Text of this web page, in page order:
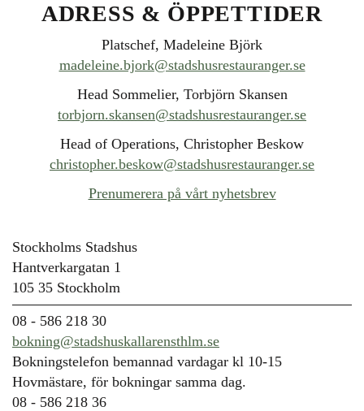
ADRESS & ÖPPETTIDER
Platschef, Madeleine Björk
madeleine.bjork@stadshusrestauranger.se
Head Sommelier, Torbjörn Skansen
torbjorn.skansen@stadshusrestauranger.se
Head of Operations, Christopher Beskow
christopher.beskow@stadshusrestauranger.se
Prenumerera på vårt nyhetsbrev
Stockholms Stadshus
Hantverkargatan 1
105 35 Stockholm
08 - 586 218 30
bokning@stadshuskallarensthlm.se
Bokningstelefon bemannad vardagar kl 10-15
Hovmästare, för bokningar samma dag.
08 - 586 218 36